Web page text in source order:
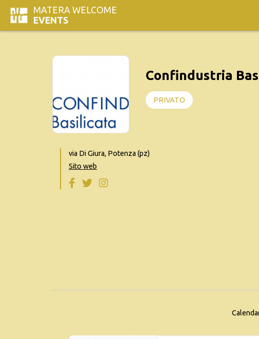
MATERA WELCOME
EVENTS
Confindustria
PRIVATO
via Di Giura, Potenza (pz)
Sito web